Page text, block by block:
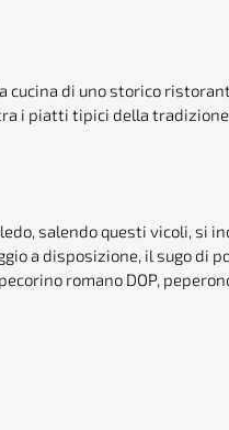
cucina di uno storico
i piatti tipici della
salendo questi vicoli, si
a disposizione, il sugo di
romano DOP,